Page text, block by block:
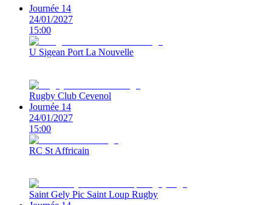
Journée 14
24/01/2027
15:00
U Sigean Port La Nouvelle
Rugby Club Cevenol
Journée 14
24/01/2027
15:00
RC St Affricain
Saint Gely Pic Saint Loup Rugby